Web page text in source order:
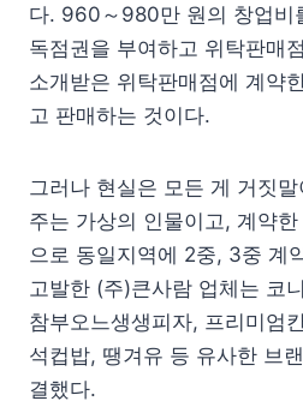
다. 960～980만 원의 창업비
독점권을 부여하고 위탁판매
소개받은 위탁판매점에 계약
고 판매하는 것이다.
그러나 현실은 모든 게 거짓
주는 가상의 인물이고, 계약
으로 동일지역에 2중, 3중 계
고발한 (주)큰사람 업체는 코
참부오느생생피자, 프리미엄
석컵밥, 땡겨유 등 유사한 브
결했다.